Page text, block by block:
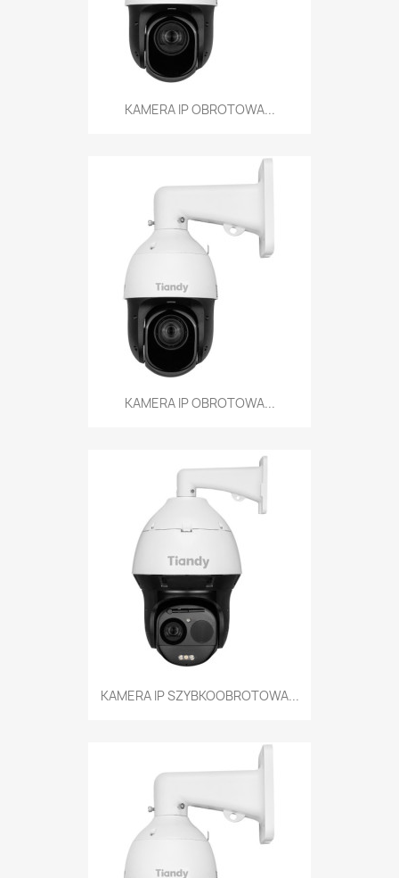
KAMERA IP OBROTOWA...
KAMERA IP OBROTOWA...
KAMERA IP SZYBKOOBROTOWA...